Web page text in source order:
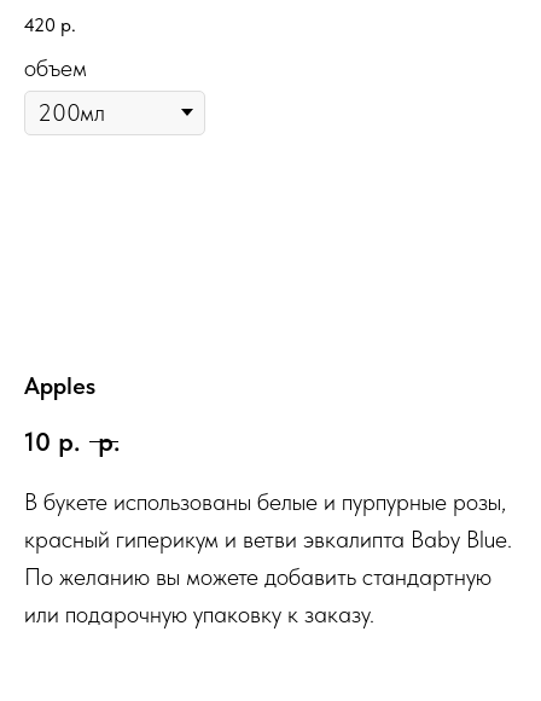
420 р.
объем
Apples
10 р. р.
В букете использованы белые и пурпурные розы,
красный гиперикум и ветви эвкалипта Baby Blue.
По желанию вы можете добавить стандартную
или подарочную упаковку к заказу.